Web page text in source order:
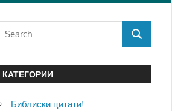
Search
SEARCH
КАТЕГОРИИ
Библиски цитати!